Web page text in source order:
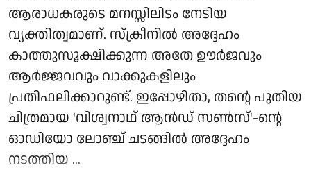
ആരാധകരുടെ മനസ്സിലിടം നേടിയ
വ്യക്തിത്വമാണ്. സ്ക്രീനിൽ അദ്ദേഹം
കാത്തുസൂക്ഷിക്കുന്ന അതേ ഊർജവും
ആർജ്ജവവും വാക്കുകളിലും
പ്രതിഫലിക്കാറുണ്ട്. ഇപ്പോഴിതാ, തന്റെ പുതിയ
ചിത്രമായ 'വിശ്വനാഥ് ആൻഡ് സൺസ്'-ന്റെ
ഓഡിയോ ലോഞ്ച് ചടങ്ങിൽ അദ്ദേഹം
നടത്തിയ ...